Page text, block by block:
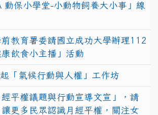
動保小學堂-小動物飼養大小事」線
教育署委請國立成功大學辦理112
飲食小主播」活動
「氣候行動與人權」工作坊
平權議題與行動宣導文宣」，請
更多民眾認識月經平權，關注女